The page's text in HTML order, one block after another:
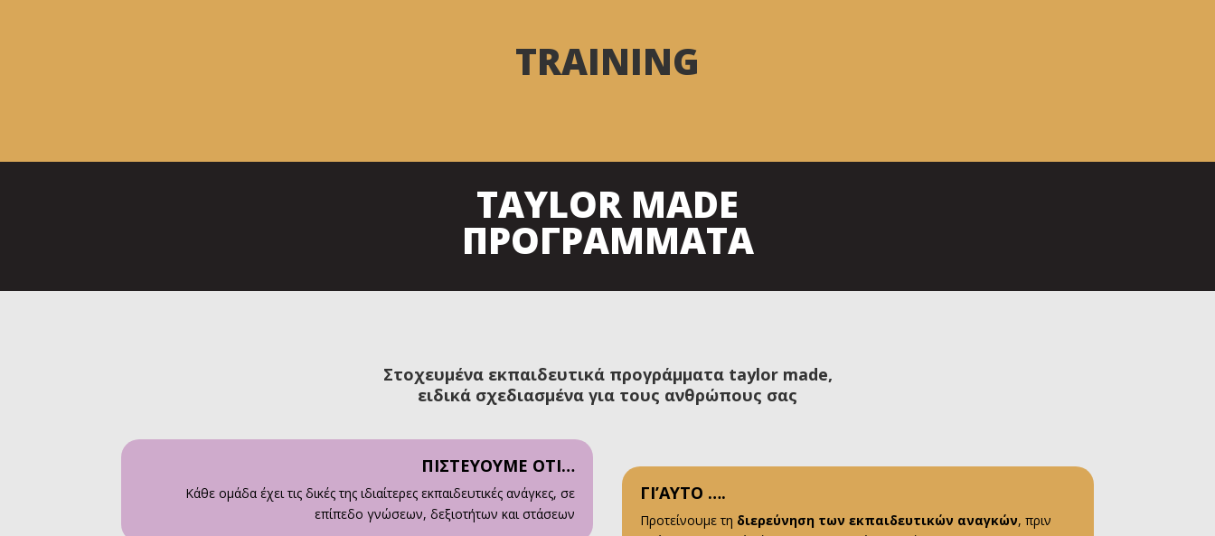
TRAINING
TAYLOR MADE
ΠΡΟΓΡΑΜΜΑΤΑ
Στοχευμένα εκπαιδευτικά προγράμματα taylor made,
ειδικά σχεδιασμένα για τους ανθρώπους σας
ΠΙΣΤΕΥΟΥΜΕ ΟΤΙ…
Κάθε ομάδα έχει τις δικές της ιδιαίτερες εκπαιδευτικές ανάγκες, σε
επίπεδο γνώσεων, δεξιοτήτων και στάσεων
ΓΙ’ΑΥΤΟ ….
Προτείνουμε τη διερεύνηση των εκπαιδευτικών αναγκών, πριν